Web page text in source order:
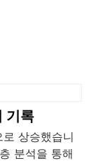
기록
상승했습니
분석을 통해